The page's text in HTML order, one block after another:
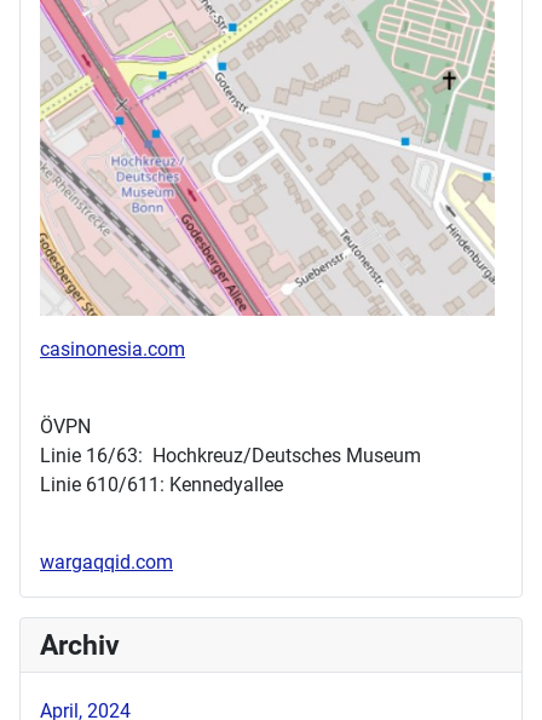
casinonesia.com
ÖVPN
Linie 16/63: Hochkreuz/Deutsches Museum
Linie 610/611: Kennedyallee
wargaqqid.com
Archiv
April, 2024